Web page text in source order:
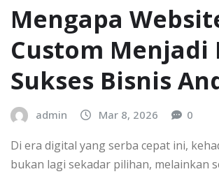
Mengapa
Custom Menjadi
Sukses Bisnis
admin Mar 8, 2026 0
Di era digital yang serba cepat ini,
bukan lagi sekadar pilihan, melainkan